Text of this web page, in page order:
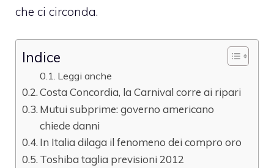
che ci circonda.
Indice
Leggi anche
Costa Concordia, la Carnival corre ai ripari
Mutui subprime: governo americano
chiede danni
In Italia dilaga il fenomeno dei compro oro
Toshiba taglia previsioni 2012